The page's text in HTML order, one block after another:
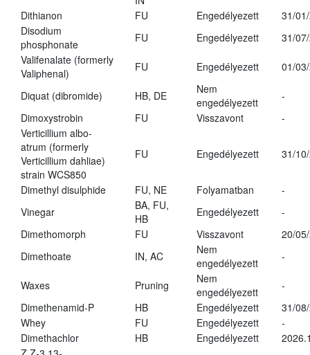
Dithianon
FU Engedélyezett
31/
Disodium
phosphonate
FU Engedélyezett
31/
Valifenalate (formerly
Valiphenal)
FU Engedélyezett 01/
Diquat (dibromide) HB, DE
Nem
engedélyezett
-
Dimoxystrobin
FU Visszavont
-
Verticillium albo-
atrum (formerly
Verticillium dahliae)
strain WCS850
FU Engedélyezett 31/
Dimethyl disulphide FU, NE Folyamatban
-
Vinegar
BA, FU,
HB
Engedélyezett
-
Dimethomorph
FU Visszavont
20/
Dimethoate
IN, AC
Nem
engedélyezett
-
Waxes Pruning
Nem
engedélyezett
-
Dimethenamid-P
HB Engedélyezett
31/
Whey
FU Engedélyezett
-
Dimethachlor
HB Engedélyezett